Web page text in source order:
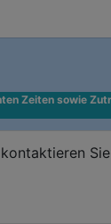
Zeiten sowie